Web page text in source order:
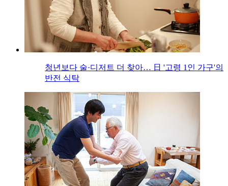
청년보다 술·디저트 더 찾아… 日 '고령 1인 가구'의
반전 식탁